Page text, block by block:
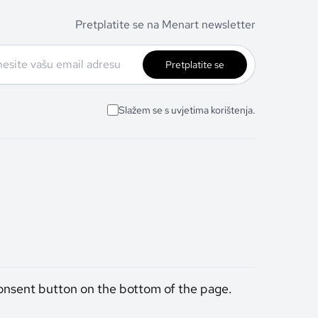
Pretplatite se na Menart newsletter
Pretplatite se
Slažem se s uvjetima korištenja.
button on the bottom of the page.